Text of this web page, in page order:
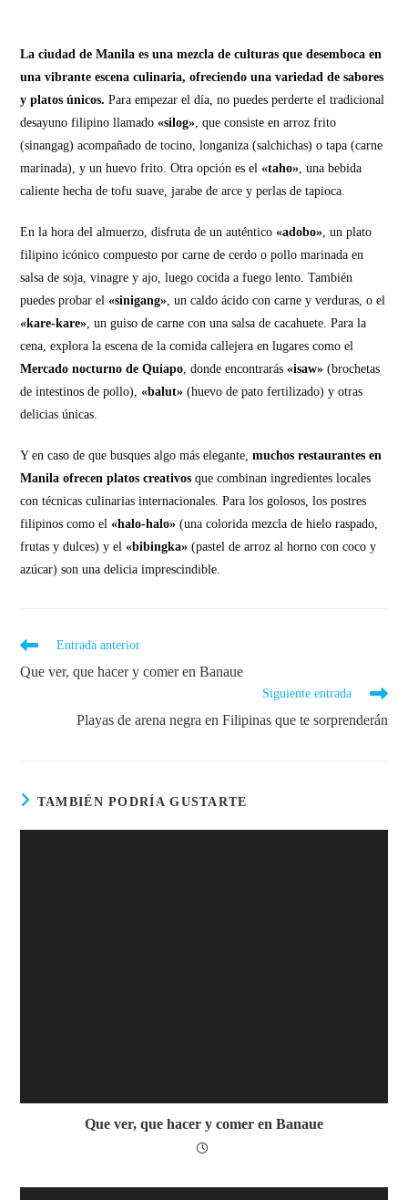
La ciudad de Manila es una mezcla de culturas que desemboca en
una vibrante escena culinaria, ofreciendo una variedad de sabores
y platos únicos.Para empezar el día, no puedes perderte el tradicional
desayuno filipino llamado«silog», que consiste en arroz frito
(sinangag) acompañado de tocino, longaniza (salchichas) o tapa (carne
marinada), y un huevo frito. Otra opción es el «taho», una bebida
caliente hecha de tofu suave, jarabe de arce y perlas de tapioca.
En la hora del almuerzo, disfruta de un auténtico«adobo», un plato
filipino icónico compuesto por carne de cerdo o pollo marinada en
salsa de soja, vinagre y ajo, luego cocida a fuego lento. También
puedes probar el«sinigang», un caldo ácido con carne y verduras, o el
«kare-kare», un guiso de carne con una salsa de cacahuete. Para la
cena, explora la escena de la comida callejera en lugares como el
Mercado nocturno de Quiapo, donde encontrarás«isaw» (brochetas
de intestinos de pollo),«balut» (huevo de pato fertilizado) y otras
delicias únicas.
Y en caso de que busques algo más elegante,muchos restaurantes en
Manila ofrecen platos creativos que combinan ingredientes locales
con técnicas culinarias internacionales. Para los golosos, los postres
filipinos como el«halo-halo» (una colorida mezcla de hielo raspado,
frutas y dulces) y el «bibingka» (pastel de arroz al horno con coco y
azúcar) son una delicia imprescindible.
Entrada anterior
Que ver, que hacer y comer en Banaue
Siguiente entrada
Playas de arena negra en Filipinas que te sorprenderán
TAMBIÉN PODRÍA GUSTARTE
Que ver, que hacer y comer en Banaue